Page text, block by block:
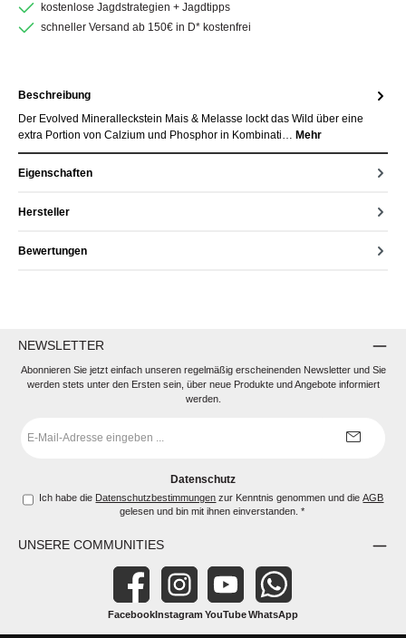
kostenlose Jagdstrategien + Jagdtipps
schneller Versand ab 150€ in D* kostenfrei
Beschreibung
Der Evolved Mineralleckstein Mais & Melasse lockt das Wild über eine
extra Portion von Calzium und Phosphor in Kombinati… Mehr
Eigenschaften
Hersteller
Bewertungen
NEWSLETTER
Abonnieren Sie jetzt einfach unseren regelmäßig erscheinenden Newsletter und Sie
werden stets unter den Ersten sein, über neue Produkte und Angebote informiert
werden.
Mail-
Datenschutz
Ich habe die Datenschutzbestimmungen zur Kenntnis genommen und dieAGB
gelesen und bin mit ihnen einverstanden. *
UNSERE COMMUNITIES
FacebookInstagram YouTubeWhatsApp